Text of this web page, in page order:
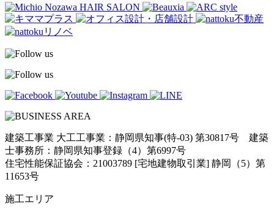
建築工事業 大工工事業：静岡県知事(特-03) 第30817号 建築
士事務所：静岡県知事登録（4）第6997号
住宅性能保証協会：21003789 [宅地建物取引業] 静岡（5）第
11653号
施工エリア